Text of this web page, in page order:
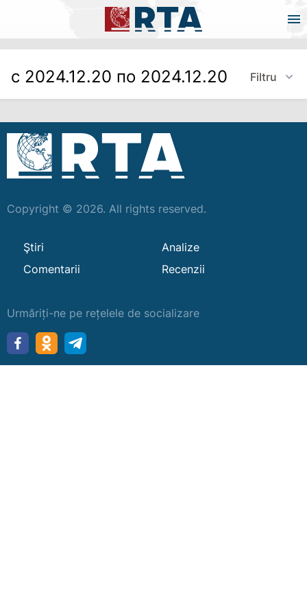
с 2024.12.20 по 2024.12.20 Filtru
Copyright © 2026. All rights reserved.
Ştiri
Analize
Comentarii
Recenzii
Urmăriți-ne pe rețelele de socializare